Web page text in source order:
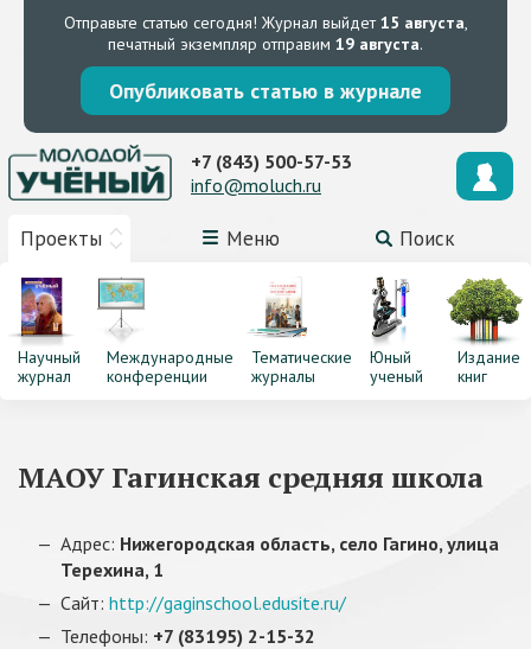
Отправьте статью сегодня! Журнал выйдет15 августа,
печатный экземпляр отправим 19 августа.
Опубликовать статью в журнале
Проекты Меню Поиск
+7 (843) 500-57-53
info@moluch.ru
Научный
журнал
Международные
конференции
Тематические
журналы
Юный
ученый
Издание
книг
МАОУ Гагинская средняя школа
Адрес: Нижегородская область, село Гагино, улица
Терехина, 1
Сайт: http://gaginschool.edusite.ru/
Телефоны: +7 (83195) 2-15-32